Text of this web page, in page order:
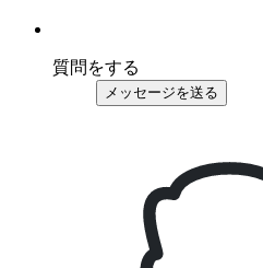
質問をする
メッセージを送る